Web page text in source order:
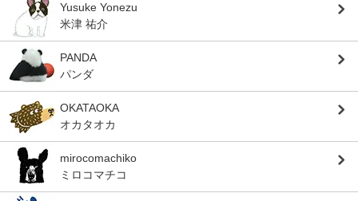
Yusuke Yonezu
米津 祐介
PANDA
パンダ
OKATAOKA
オカタオカ
mirocomachiko
ミロコマチコ